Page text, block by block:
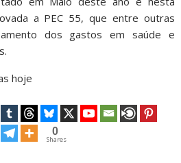
a PEC 55, que entre outras
dos gastos em saúde e
hoje
0
Shares